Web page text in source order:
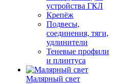
устройства ГКЛ
Крепёж
Подвесы,
соединения, тяги,
удлинители
Теневые профили
и плинтуса
Малярный свет